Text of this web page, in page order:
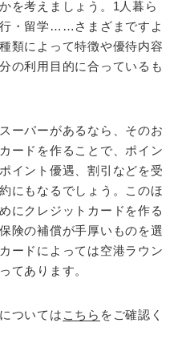
を考えましょう。1人暮ら
・留学……さまざまですよ
類によって特徴や優待内容
の利用目的に合っているも
ーパーがあるなら、そのお
ードを作ることで、ポイン
イント優遇、割引などを受
にもなるでしょう。このほ
にクレジットカードを作る
険の補償が手厚いものを選
ードによっては空港ラウン
てあります。
ついては こちら をご確認く